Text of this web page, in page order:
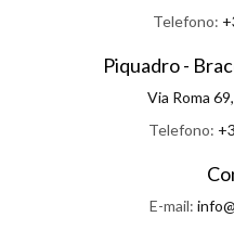
Telefono:
Piquadro -
Via Roma
Telefono:
E-mail: